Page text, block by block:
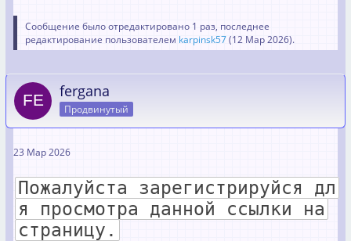
Сообщение было отредактировано 1 раз, последнее
редактирование пользователем karpinsk57(12 Мар 2026).
fergana
Продвинутый
23 Мар 2026
Пожалуйста зарегистрируйся дл
я просмотра данной ссылки на
страницу.